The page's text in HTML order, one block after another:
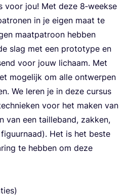
voor jou! Met deze 8‑weekse
in je eigen maat te
maat­pa­troon heb­ben
slag met een pro­to­ty­pe en
voor jouw lichaam. Met
moge­lijk om alle ont­wer­pen
We leren je in deze cur­sus
voor het maken van
van een tail­le­band, zak­ken,
Het is het bes­te
te heb­ben om deze